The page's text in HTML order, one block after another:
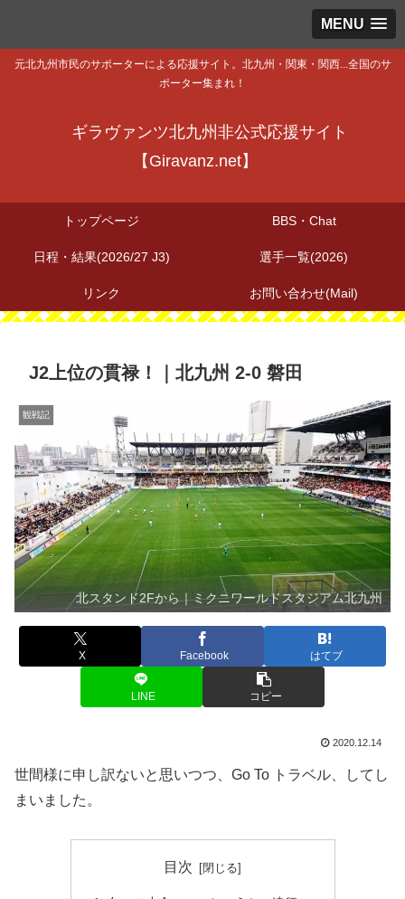
MENU
元北九州市民のサポーターによる応援サイト。北九州・関東・関西...全国のサ
ポーター集まれ！
ギラヴァンツ北九州非公式応援サイト
【Giravanz.net】
トップページ BBS・Chat
日程・結果(2026/27 J3) 選手一覧(2026)
リンク お問い合わせ(Mail)
J2上位の貫禄！｜北九州 2-0 磐田
観戦記
北スタンド2Fから｜ミクニワールドスタジアム北九州
X Facebook はてブ
LINE コピー
2020.12.14
世間様に申し訳ないと思いつつ、Go To トラベル、してし
まいました。
目次